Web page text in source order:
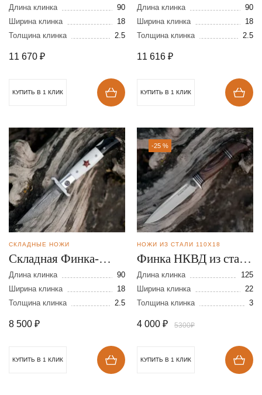
мини из стали VG-10
Длина клинка
90
Ширина клинка
18
Толщина клинка
2.5
11 670 ₽
КУПИТЬ В 1 КЛИК
мини из стали N690
Длина клинка
90
Ширина клинка
18
Толщина клинка
2.5
11 616 ₽
КУПИТЬ В 1 КЛИК
СКЛАДНЫЕ НОЖИ
Складная Финка-
мини из дамасской
стали
Длина клинка
90
Ширина клинка
18
Толщина клинка
2.5
8 500 ₽
КУПИТЬ В 1 КЛИК
-25 %
НОЖИ ИЗ СТАЛИ 110Х18
Финка НКВД из стали
110Х18
Длина клинка
125
Ширина клинка
22
Толщина клинка
3
4 000 ₽ 5300₽
КУПИТЬ В 1 КЛИК